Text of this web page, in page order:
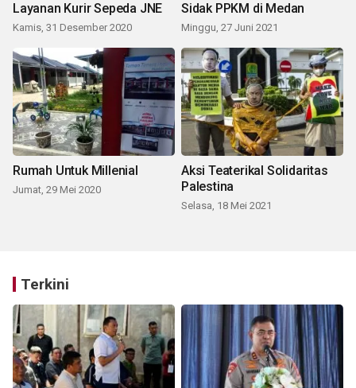
Layanan Kurir Sepeda JNE
Kamis, 31 Desember 2020
Sidak PPKM di Medan
Minggu, 27 Juni 2021
Rumah Untuk Millenial
Jumat, 29 Mei 2020
Aksi Teaterikal Solidaritas
Palestina
Selasa, 18 Mei 2021
Terkini